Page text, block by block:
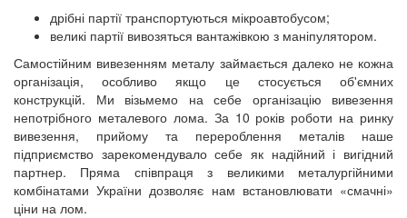
дрібні партії транспортуються мікроавтобусом;
великі партії вивозяться вантажівкою з маніпулятором.
Самостійним вивезенням металу займається далеко не кожна
організація, особливо якщо це стосується об'ємних
конструкцій. Ми візьмемо на себе організацію вивезення
непотрібного металевого лома. За 10 років роботи на ринку
вивезення, прийому та перероблення металів наше
підприємство зарекомендувало себе як надійний і вигідний
партнер. Пряма співпраця з великими металургійними
комбінатами України дозволяє нам встановлювати «смачні»
ціни на лом.